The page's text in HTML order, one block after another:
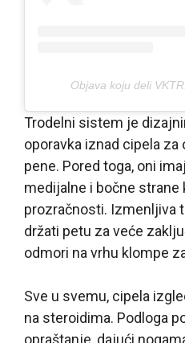
Objava koju deli
Trodelni sistem je
oporavka iznad cipela za
pene. Pored toga, oni
medijalne i bočne strane
prozračnosti. Izmenljiva
držati petu za veće
odmori na vrhu klompe
Sve u svemu, cipela
na steroidima. Podloga
opraštanje, dajući